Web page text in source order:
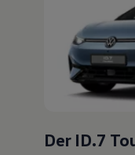
Probefahrt